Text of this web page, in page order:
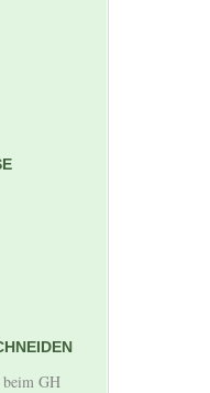
beim GH